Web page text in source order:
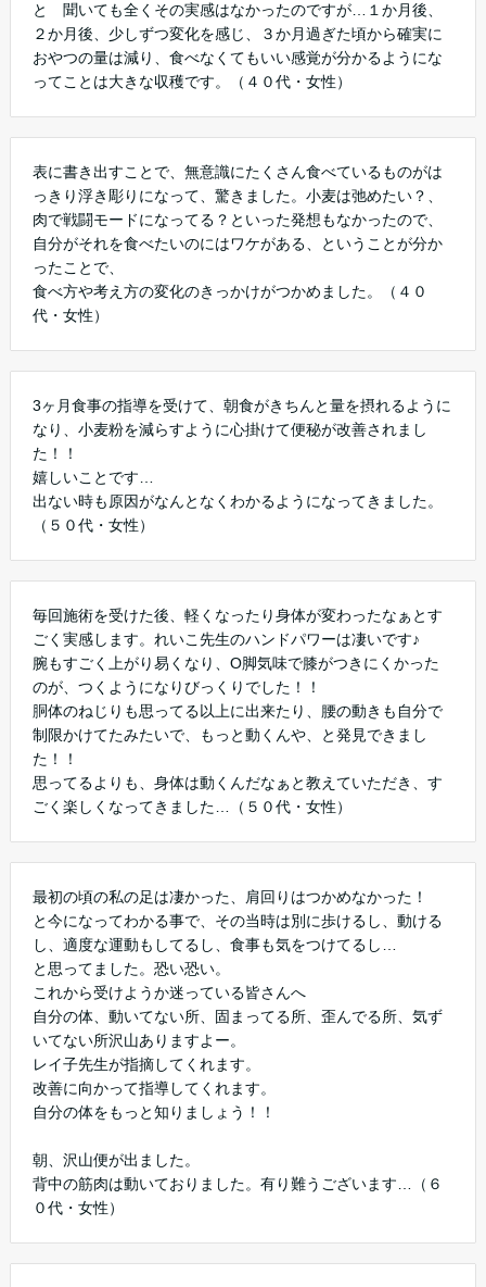
と 聞いても全くその実感はなかったのですが…１か月後、
２か月後、少しずつ変化を感じ、３か月過ぎた頃から確実に
おやつの量は減り、食べなくてもいい感覚が分かるようにな
ってことは大きな収穫です。（４０代・女性）
表に書き出すことで、無意識にたくさん食べているものがは
っきり浮き彫りになって、驚きました。小麦は弛めたい？、
肉で戦闘モードになってる？といった発想もなかったので、
自分がそれを食べたいのにはワケがある、ということが分か
ったことで、
食べ方や考え方の変化のきっかけがつかめました。（４０
代・女性）
3ヶ月食事の指導を受けて、朝食がきちんと量を摂れるように
なり、小麦粉を減らすように心掛けて便秘が改善されまし
た！！
嬉しいことです…
出ない時も原因がなんとなくわかるようになってきました。
（５０代・女性）
毎回施術を受けた後、軽くなったり身体が変わったなぁとす
ごく実感します。れいこ先生のハンドパワーは凄いです♪
腕もすごく上がり易くなり、O脚気味で膝がつきにくかった
のが、つくようになりびっくりでした！！
胴体のねじりも思ってる以上に出来たり、腰の動きも自分で
制限かけてたみたいで、もっと動くんや、と発見できまし
た！！
思ってるよりも、身体は動くんだなぁと教えていただき、す
ごく楽しくなってきました…（５０代・女性）
最初の頃の私の足は凄かった、肩回りはつかめなかった！
と今になってわかる事で、その当時は別に歩けるし、動ける
し、適度な運動もしてるし、食事も気をつけてるし…
と思ってました。恐い恐い。
これから受けようか迷っている皆さんへ
自分の体、動いてない所、固まってる所、歪んでる所、気ず
いてない所沢山ありますよー。
レイ子先生が指摘してくれます。
改善に向かって指導してくれます。
自分の体をもっと知りましょう！！
朝、沢山便が出ました。
背中の筋肉は動いておりました。有り難うございます…（６
０代・女性）